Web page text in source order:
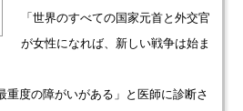
「世界のすべての国家元首と外交官
が女性になれば、新しい戦争は始ま
重度の障がいがある」と医師に診断さ